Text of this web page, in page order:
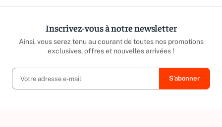
Inscrivez-vous à notre newsletter
Ainsi, vous serez tenu au courant de toutes nos promotions
exclusives, offres et nouvelles arrivées !